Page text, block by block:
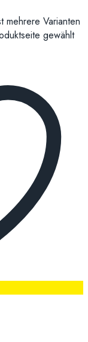
mehrere Varianten
gewählt